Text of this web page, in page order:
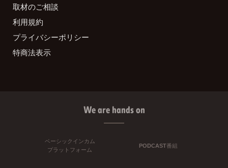
取材のご相談
利用規約
プライバシーポリシー
特商法表示
We are hands on
ベーシックインカム
プラットフォーム
PODCAST番組